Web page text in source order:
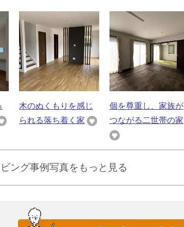
木のぬくもりを感じ
られる落ち着く家
個を尊重し、家族が
つながる二世帯の家
ビング事例写真をもっと見る